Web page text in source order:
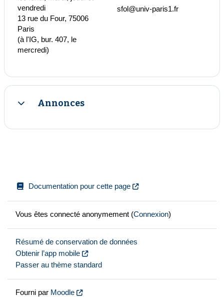
vendredi
13 rue du Four, 75006
Paris
(à l'IG, bur. 407, le
mercredi)
sfol@univ-paris1.fr
ReplierAnnonces
Documentation pour cette page
Vous êtes connecté anonymement (Connexion)
Résumé de conservation de données
Obtenir l’app mobile
Passer au thème standard
Fourni par Moodle